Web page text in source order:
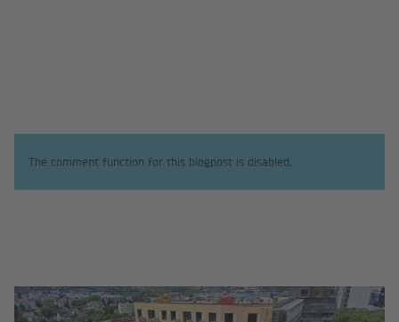
The comment function for this blogpost is disabled.
Im neuen Stadtteil der